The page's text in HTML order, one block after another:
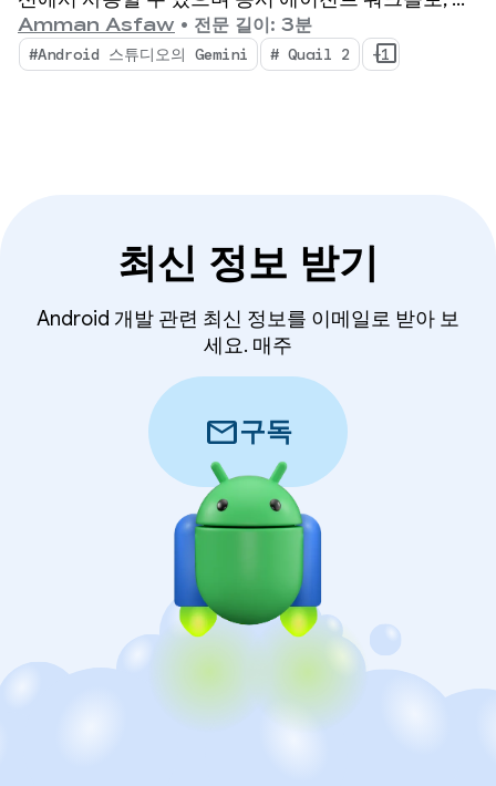
본적으로 통합된 메모리 누수 프로파일링, 컨텍스트
인식 충돌 해결을 통해 IDE를 전환할 수 있습니다.
Amman Asfaw • 전문 길이: 3분
#Android 스튜디오의 Gemini # Quail 2 +1
최신 정보 받기
Android 개발 관련 최신 정보를 이메일로 받아 보
세요. 매주
mail구독